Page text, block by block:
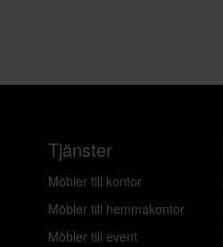
Tjänster
Möbler till kontor
Möbler till hemmakontor
Möbler till event